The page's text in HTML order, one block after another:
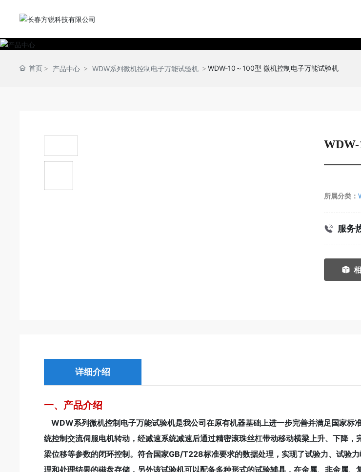
首页 产品中心 WDW系列微机控制电子万能试验机 WDW-10～100型 微机控制电子万能试验机
WDW-
所属分类：
服务
详细介绍
一、产品介绍
WDW系列微机控制电子万能试验机是我公司在原有机器基础上进一步完善并满足国家
统控制交流伺服电机转动，经减速系统减速后通过精密滚珠丝杠带动移动横梁上升、下降
梁位移等参数的闭环控制。符合国家GB/T228标准要求的数据处理，实现了试验力、试验
理和处理结果的磁盘存储，另外该试验机可以配备多种形式的试验辅具，在金属、非金属